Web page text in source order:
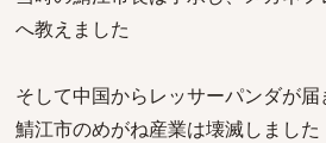
へ教えました
そして中国からレッサーパンダが届
鯖江市のめがね産業は壊滅しました